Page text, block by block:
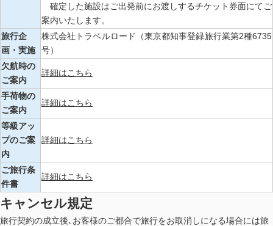
確定した施設はご出発前にお渡しするチケット券面にてご
案内いたします。
旅行企
画・実施
株式会社トラベルロード（東京都知事登録旅行業第2種6735
号）
欠航時の
ご案内
詳細はこちら
手荷物の
ご案内
詳細はこちら
等級アッ
プのご案
内
詳細はこちら
ご旅行条
件書
詳細はこちら
キャンセル規定
旅行契約の成立後､お客様のご都合で旅行をお取消しになる場合には旅